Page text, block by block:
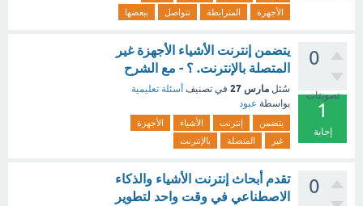
الأجهزة
المترابطة تتواصل ببعضها
0
تصويتات
1
إجابة
يتضمن إنترنت الأشياء الأجهزة غير
المتصلة بالإنترنت. ؟ - مع الشرح
سُئل مارس 27 في تصنيف أسئلة تعليمية
بواسطة عبود
يتضمن إنترنت الأشياء
الأجهزة
غير
المتصلة بالإنترنت
0
تقدم أبحاث إنترنت الأشياء والذكاء
الاصطناعي في وقت واحد لتطوير